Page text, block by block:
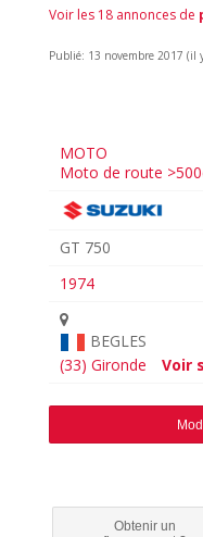
Voir les 18 annonces de
Publié: 13 novembre 2017 (il
MOTO
Moto de route
GT 750
1974
BEGLES
(33) Gironde
Voir
Obtenir un